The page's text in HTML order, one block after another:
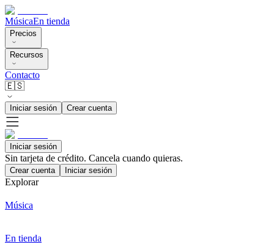
MúsicaEn tienda
Precios
Recursos
Contacto
🇪🇸
Iniciar sesión Crear cuenta
Iniciar sesión
Sin tarjeta de crédito. Cancela cuando quieras.
Crear cuenta Iniciar sesión
Explorar
Música
En tienda